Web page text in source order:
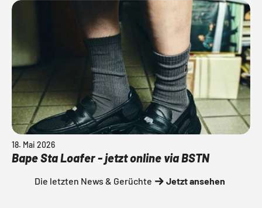
18. Mai 2026
Bape Sta Loafer - jetzt online via BSTN
Die letzten News & Gerüchte Jetzt ansehen